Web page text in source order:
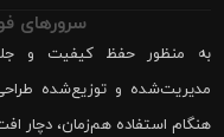
سرورهای
به منظور حفظ کیفیت و
مدیریت‌شده و توزیع‌شده
هنگام استفاده هم‌زمان، دچار